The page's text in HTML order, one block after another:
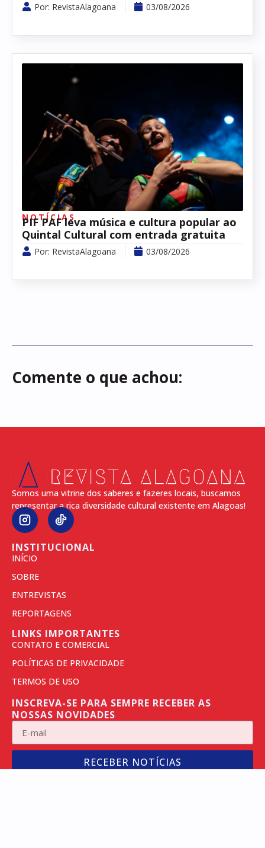
Por: RevistaAlagoana 03/08/2026
NOTÍCIAS
PIF PAF leva música e cultura popular ao
Quintal Cultural com entrada gratuita
Por: RevistaAlagoana 03/08/2026
Comente o que achou:
Somos uma vitrine dos saberes e fazeres locais, buscamos
representar a rica diversidade cultural existente em Alagoas!
INSTITUCIONAL
INÍCIO
SOBRE
ENTREVISTAS
REPORTAGENS
LINKS IMPORTANTES
CONTATO E COMERCIAL
POLÍTICAS DE PRIVACIDADE
TERMOS DE USO
INSCREVA-SE PARA SEMPRE RECEBER AS
NOSSAS NOVIDADES
RECEBER NOTÍCIAS